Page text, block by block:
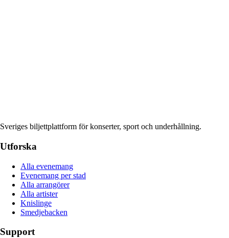
Sveriges biljettplattform för konserter, sport och underhållning.
Utforska
Alla evenemang
Evenemang per stad
Alla arrangörer
Alla artister
Knislinge
Smedjebacken
Support